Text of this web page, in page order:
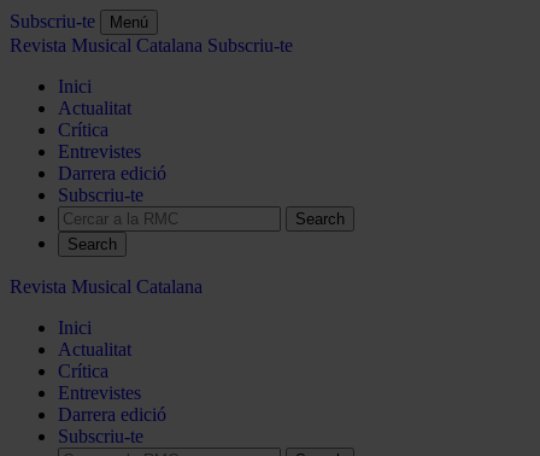
Subscriu-te Menú
Revista Musical Catalana Subscriu-te
Inici
Actualitat
Crítica
Entrevistes
Darrera edició
Subscriu-te
Search
Revista Musical Catalana
Inici
Actualitat
Crítica
Entrevistes
Darrera edició
Subscriu-te